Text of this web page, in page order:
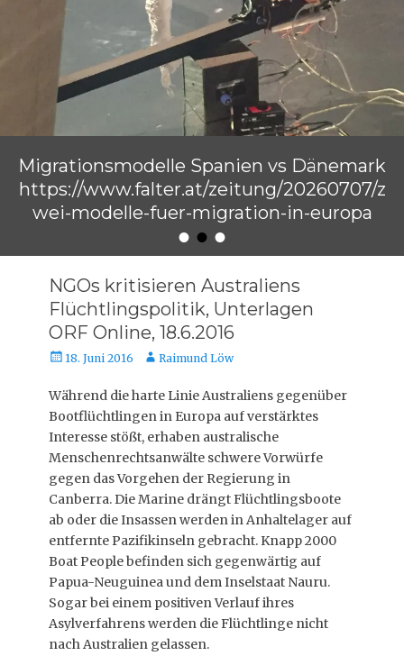
•••
Migrationsmodelle Spanien vs Dänemark
https://www.falter.at/zeitung/20260707/z
wei-modelle-fuer-migration-in-europa
Raimund Löw
NGOs kritisieren Australiens
Flüchtlingspolitik, Unterlagen
ORF Online, 18.6.2016
Veröffentlicht
18. Juni 2016 AutorRaimund Löw
Während die harte Linie Australiens gegenüber
Bootflüchtlingen in Europa auf verstärktes
Interesse stößt, erhaben australische
Menschenrechtsanwälte schwere Vorwürfe
gegen das Vorgehen der Regierung in
Canberra. Die Marine drängt Flüchtlingsboote
ab oder die Insassen werden in Anhaltelager auf
entfernte Pazifikinseln gebracht. Knapp 2000
Boat People befinden sich gegenwärtig auf
Papua-Neuguinea und dem Inselstaat Nauru.
Sogar bei einem positiven Verlauf ihres
Asylverfahrens werden die Flüchtlinge nicht
nach Australien gelassen.